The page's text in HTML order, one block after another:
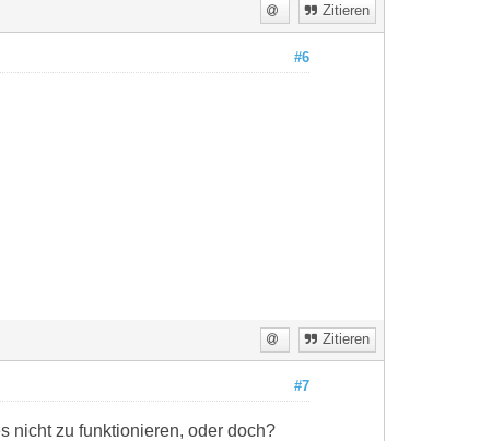
Zitieren
#6
Zitieren
#7
nicht zu funktionieren, oder doch?